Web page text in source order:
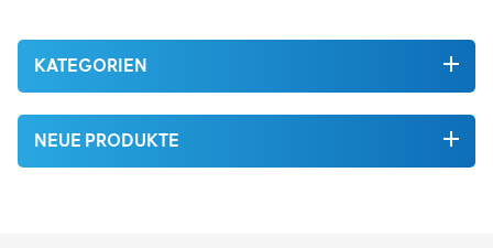
KATEGORIEN
NEUE PRODUKTE